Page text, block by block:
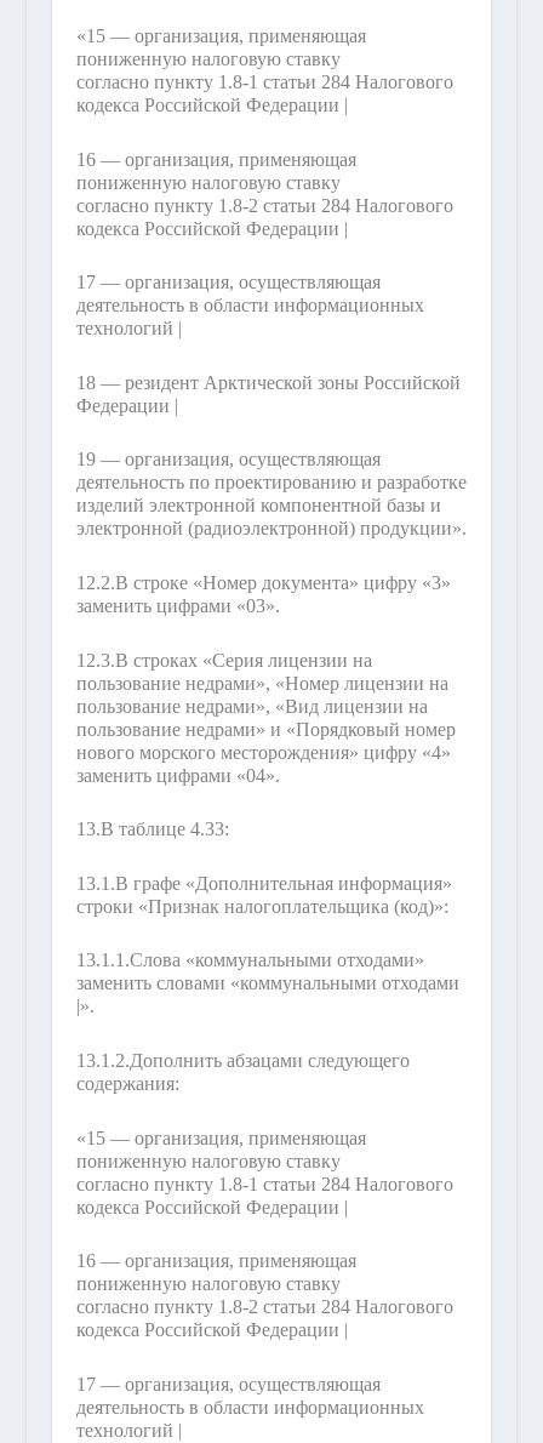
«15 — организация, применяющая
пониженную налоговую ставку
согласно пункту 1.8-1 статьи 284 Налогового
кодекса Российской Федерации |
16 — организация, применяющая
пониженную налоговую ставку
согласно пункту 1.8-2 статьи 284 Налогового
кодекса Российской Федерации |
17 — организация, осуществляющая
деятельность в области информационных
технологий |
18 — резидент Арктической зоны Российской
Федерации |
19 — организация, осуществляющая
деятельность по проектированию и разработке
изделий электронной компонентной базы и
электронной (радиоэлектронной) продукции».
12.2.В строке «Номер документа» цифру «3»
заменить цифрами «03».
12.3.В строках «Серия лицензии на
пользование недрами», «Номер лицензии на
пользование недрами», «Вид лицензии на
пользование недрами» и «Порядковый номер
нового морского месторождения» цифру «4»
заменить цифрами «04».
13.В таблице 4.33:
13.1.В графе «Дополнительная информация»
строки «Признак налогоплательщика (код)»:
13.1.1.Слова «коммунальными отходами»
заменить словами «коммунальными отходами
|».
13.1.2.Дополнить абзацами следующего
содержания:
«15 — организация, применяющая
пониженную налоговую ставку
согласно пункту 1.8-1 статьи 284 Налогового
кодекса Российской Федерации |
16 — организация, применяющая
пониженную налоговую ставку
согласно пункту 1.8-2 статьи 284 Налогового
кодекса Российской Федерации |
17 — организация, осуществляющая
деятельность в области информационных
технологий |